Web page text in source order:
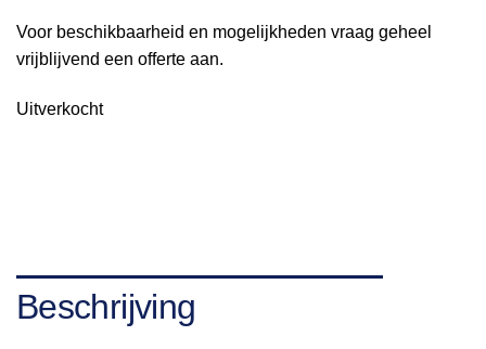
Voor beschikbaarheid en mogelijkheden vraag geheel
vrijblijvend een offerte aan.
Uitverkocht
Beschrijving